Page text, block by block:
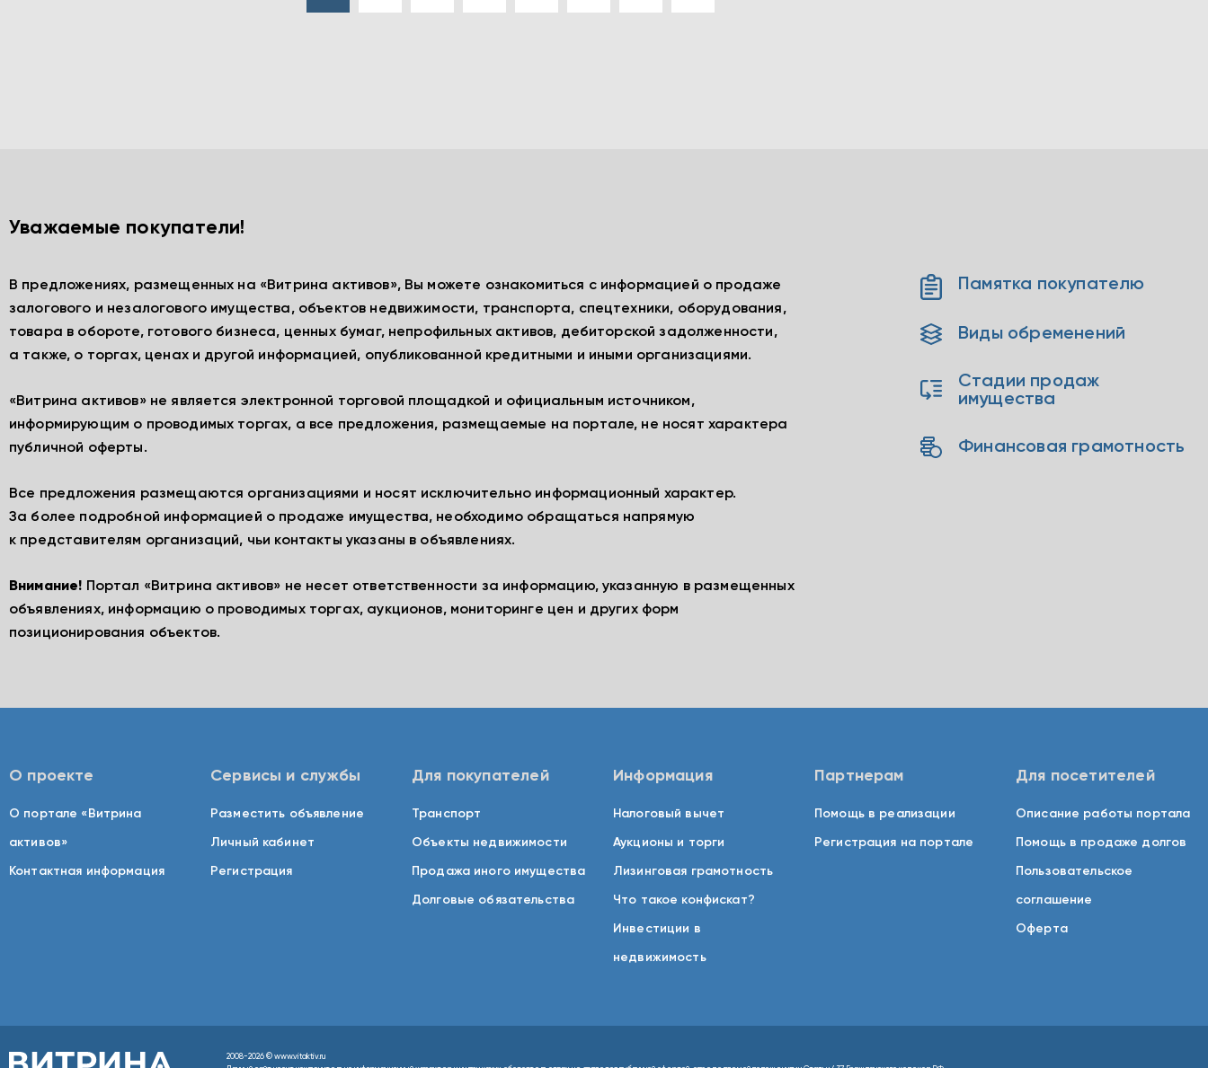
Уважаемые покупатели!
В предложениях, размещенных на «Витрина активов», Вы можете ознакомиться с информацией о продаже
залогового и незалогового имущества, объектов недвижимости, транспорта, спецтехники, оборудования,
товара в обороте, готового бизнеса, ценных бумаг, непрофильных активов, дебиторской задолженности,
а также, о торгах, ценах и другой информацией, опубликованной кредитными и иными организациями.
«Витрина активов» не является электронной торговой площадкой и официальным источником,
информирующим о проводимых торгах, а все предложения, размещаемые на портале, не носят характера
публичной оферты.
Все предложения размещаются организациями и носят исключительно информационный характер.
За более подробной информацией о продаже имущества, необходимо обращаться напрямую
к представителям организаций, чьи контакты указаны в объявлениях.
Внимание! Портал «Витрина активов» не несет ответственности за информацию, указанную в размещенных
объявлениях, информацию о проводимых торгах, аукционов, мониторинге цен и других форм
позиционирования объектов.
Памятка покупателю
Виды обременений
Стадии продаж
имущества
Финансовая грамотность
О проекте
О портале «Витрина
активов»
Контактная информация
Сервисы и службы
Разместить объявление
Личный кабинет
Регистрация
Для покупателей
Транспорт
Объекты недвижимости
Продажа иного имущества
Долговые обязательства
Информация
Налоговый вычет
Аукционы и торги
Лизинговая грамотность
Что такое конфискат?
Инвестиции в
недвижимость
Партнерам
Помощь в реализации
Регистрация на портале
Для посетителей
Описание работы портала
Помощь в продаже долгов
Пользовательское
соглашение
Оферта
2008-2026 © www.vitaktiv.ru